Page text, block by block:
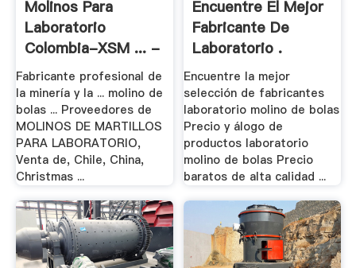
Molinos Para
Laboratorio
Colombia-XSM ... -
.
Fabricante profesional de
la minería y la ... molino de
bolas ... Proveedores de
MOLINOS DE MARTILLOS
PARA LABORATORIO,
Venta de, Chile, China,
Christmas ...
Encuentre El Mejor
Fabricante De
Laboratorio .
Encuentre la mejor
selección de fabricantes
laboratorio molino de bolas
Precio y álogo de
productos laboratorio
molino de bolas Precio
baratos de alta calidad ...